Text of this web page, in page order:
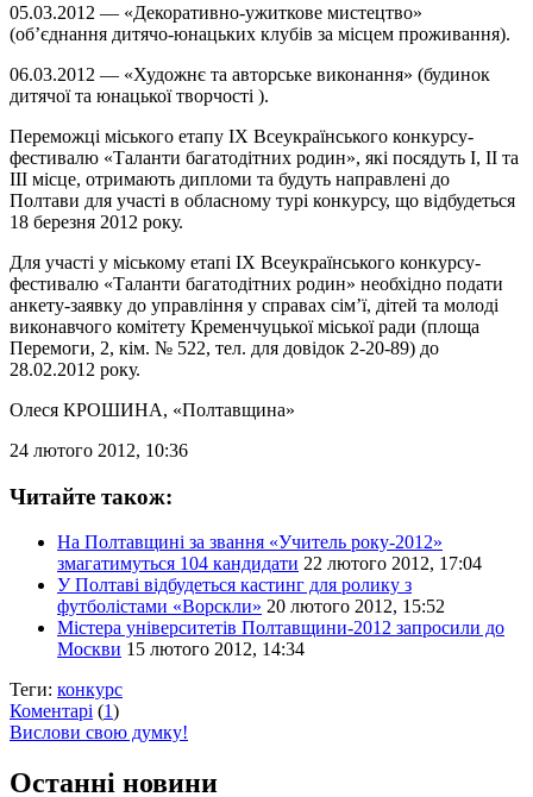
05.03.2012 — «Декоративно-ужиткове мистецтво»
(об’єднання дитячо-юнацьких клубів за місцем проживання).
06.03.2012 — «Художнє та авторське виконання» (будинок
дитячої та юнацької творчості ).
Переможці міського етапу ІХ Всеукраїнського конкурсу-
фестивалю «Таланти багатодітних родин», які посядуть І, ІІ та
ІІІ місце, отримають дипломи та будуть направлені до
Полтави для участі в обласному турі конкурсу, що відбудеться
18 березня 2012 року.
Для участі у міському етапі ІХ Всеукраїнського конкурсу-
фестивалю «Таланти багатодітних родин» необхідно подати
анкету-заявку до управління у справах сім’ї, дітей та молоді
виконавчого комітету Кременчуцької міської ради (площа
Перемоги, 2, кім. № 522, тел. для довідок 2-20-89) до
28.02.2012 року.
Олеся КРОШИНА, «Полтавщина»
24 лютого 2012, 10:36
Читайте також:
На Полтавщині за звання «Учитель року-2012»
змагатимуться 104 кандидати 22 лютого 2012, 17:04
У Полтаві відбудеться кастинг для ролику з
футболістами «Ворскли» 20 лютого 2012, 15:52
Містера університетів Полтавщини-2012 запросили до
Москви 15 лютого 2012, 14:34
Теги: конкурс
Коментарі (1)
Вислови свою думку!
Останні новини